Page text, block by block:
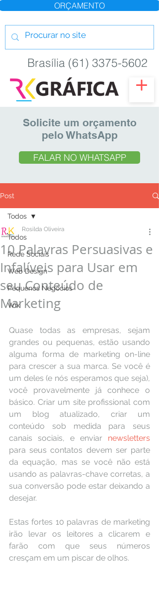
ORÇAMENTO
Brasília (61) 3375-5602
Solicite um orçamento
pelo WhatsApp
FALAR NO WHATSAPP
Post
Todos
Rede Sociais
Web Design
Pequenos Negócios
Wix
Todos
10 Palavras Persuasivas e
Infalíveis para Usar em
seu Conteúdo de
Marketing
Rosilda Oliveira
Quase todas as empresas, sejam
grandes ou pequenas, estão usando
alguma forma de marketing on-line
para crescer a sua marca. Se você é
um deles (e nós esperamos que seja),
você provavelmente já conhece o
básico. Criar um site profissional com
um blog atualizado, criar um
conteúdo sob medida para seus
canais sociais, e enviar newsletters
para seus contatos devem ser parte
da equação, mas se você não está
usando as palavras-chave corretas, a
sua conversão pode estar deixando a
desejar.
Estas fortes 10 palavras de marketing
irão levar os leitores a clicarem e
farão com que seus números
cresçam em um piscar de olhos.